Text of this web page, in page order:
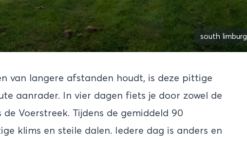
south limburg
van langere afstanden houdt, is deze pittige
aanrader. In vier dagen fiets je door zowel de
Voerstreek. Tijdens de gemiddeld 90
klims en steile dalen. Iedere dag is anders en